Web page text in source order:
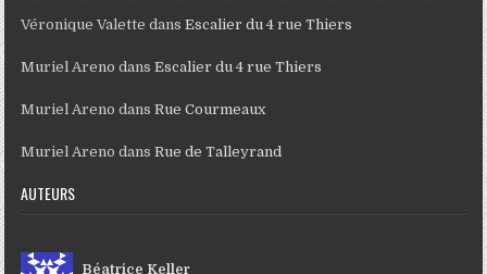
Véronique Valette dansEscalier du 4 rue Thiers
Muriel Areno dansEscalier du 4 rue Thiers
Muriel Areno dansRue Courmeaux
Muriel Areno dansRue de Talleyrand
AUTEURS
Béatrice Keller